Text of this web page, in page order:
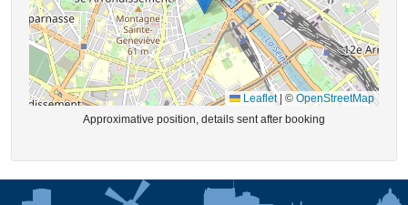
Leaflet ©OpenStreetMap
Approximative position, details sent after booking